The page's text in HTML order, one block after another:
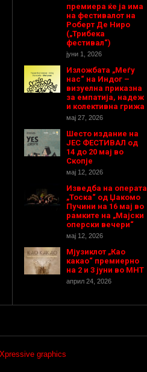
премиера ќе ја има
на фестивалот на
Роберт Де Ниро
(„Трибека
фестивал“)
јуни 1, 2026
Изложбата „Меѓу
нас“ на Индог –
визуелна приказна
за емпатија, надеж
и колективна грижа
мај 27, 2026
Шесто издание на
ЈЕС ФЕСТИВАЛ од
14 до 20 мај во
Скопје
мај 12, 2026
Изведба на операта
„Тоска“ од Џакомо
Пучини на 16 мај во
рамките на „Мајски
оперски вечери“
мај 12, 2026
Мјузиклот „Као
какао“ премиерно
на 2 и 3 јуни во МНТ
април 24, 2026
graphics